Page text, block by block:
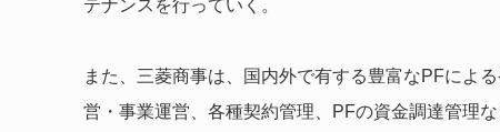
テナンスを行っていく。
また、三菱商事は、国内外で有する豊富なPFによ
営・事業運営、各種契約管理、PFの資金調達管理な